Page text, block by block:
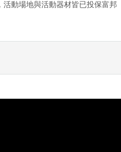
動場地與活動器材皆已投保富邦